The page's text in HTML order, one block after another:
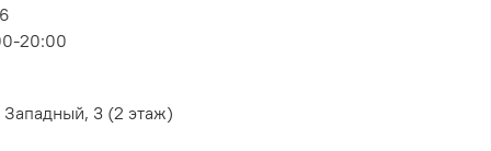
20:00
3 (2 этаж)